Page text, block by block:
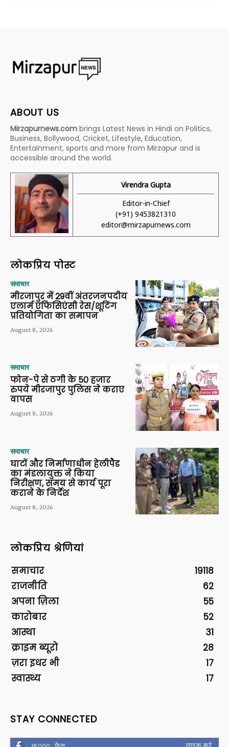
ABOUT US
Mirzapurnews.com brings Latest News in Hindi on Politics,
Business, Bollywood, Cricket, Lifestyle, Education,
Entertainment, sports and more from Mirzapur and is
accessible around the world.
Virendra Gupta
Editor-in-Chief
(+91) 9453821310
editor@mirzapurnews.com
लोकप्रिय पोस्ट
समाचार
मीरजापुर में 29वीं अंतरजनपदीय
एलार्म एफिसिएंसी रेस/शूटिंग
प्रतियोगिता का समापन
August 8, 2026
समाचार
फोन-पे से ठगी के 50 हजार
रुपये मीरजापुर पुलिस ने कराए
वापस
August 8, 2026
समाचार
घाटों और निर्माणाधीन हेलीपैड
का मंडलायुक्त ने किया
निरीक्षण, समय से कार्य पूरा
कराने के निर्देश
August 8, 2026
लोकप्रिय श्रेणियां
समाचार
19118
राजनीति
62
अपना ज़िला
55
कारोबार
52
आस्था
31
क्राइम ब्यूरो
28
ज़रा इधर भी
17
स्वास्थ्य
17
STAY CONNECTED